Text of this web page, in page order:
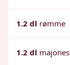
1.2 dl rømme
1.2 dl majones